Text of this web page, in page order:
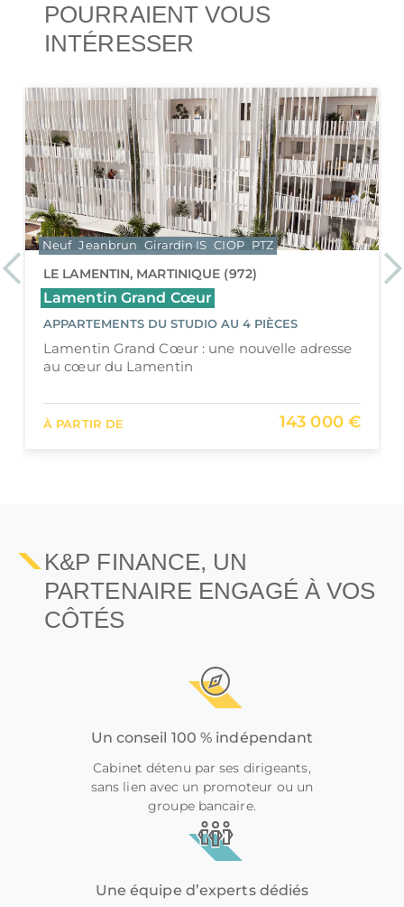
POURRAIENT VOUS
INTÉRESSER
PreviousLE LAMENTIN, MARTINIQUE (972)
Lamentin Grand Cœur
APPARTEMENTS DU STUDIO AU 4 PIÈCES
Lamentin Grand Cœur : une nouvelle adresse
au cœur du Lamentin
À PARTIR DE 143 000 €
Neuf Jeanbrun Girardin IS CIOP PTZ
K&P FINANCE, UN
PARTENAIRE ENGAGÉ À VOS
CÔTÉS
Un conseil 100 % indépendant
Cabinet détenu par ses dirigeants,
sans lien avec un promoteur ou un
groupe bancaire.
Une équipe d’experts dédiés